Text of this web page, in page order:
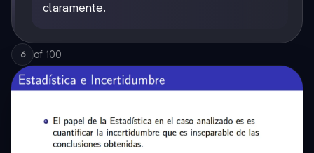
claramente.
6 of 100